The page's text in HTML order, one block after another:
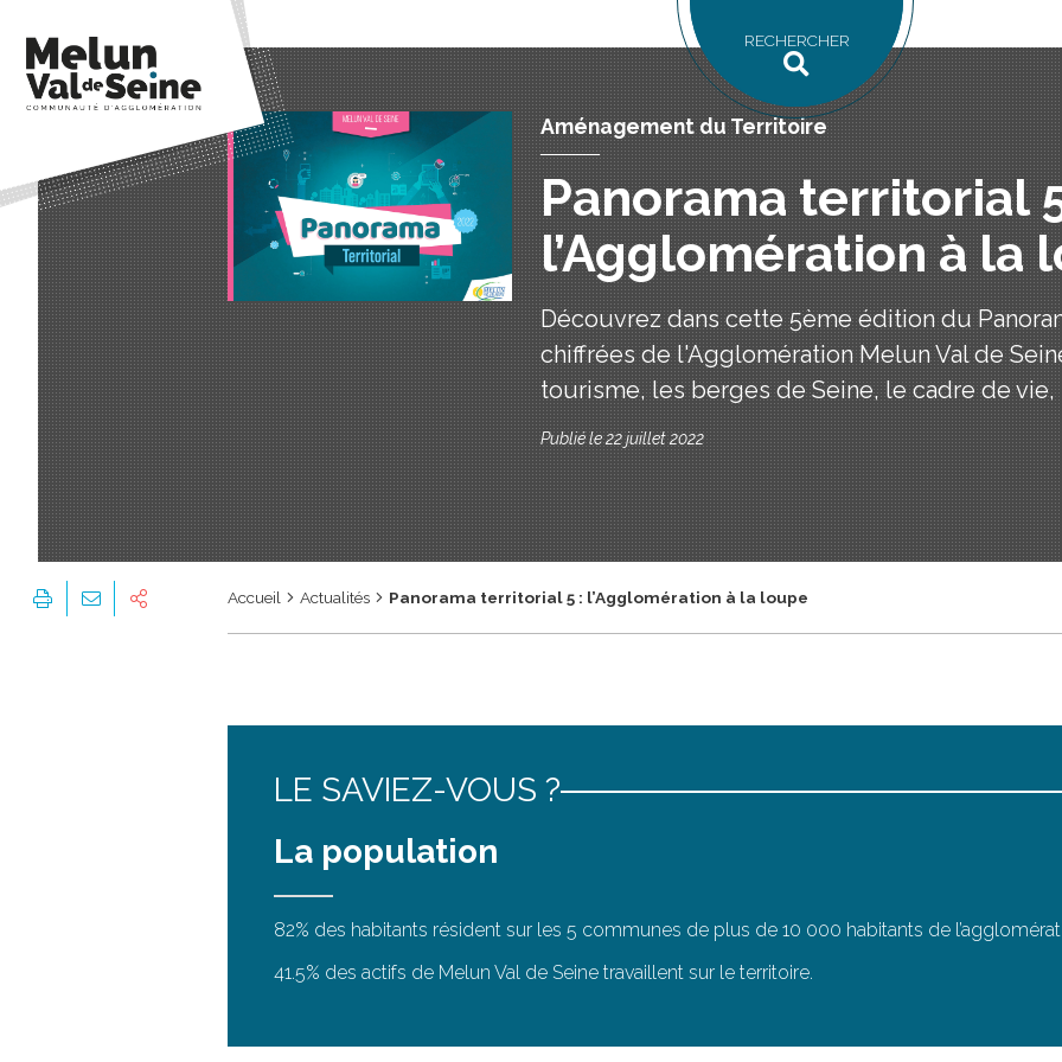
RECHERCHER
Aménagement du Territoire
Panorama territorial
l’Agglomération à la
Découvrez dans cette 5ème édition du
chiffrées de l'Agglomération Melun Val de
tourisme, les berges de Seine, le cadre de vie,
Publié le 22 juillet 2022
Accueil Actualités Panorama territorial 5 : l’Agglomération à la loupe
LE SAVIEZ-VOUS ?
La population
82% des habitants résident sur les 5 communes de plus de 10 000 habitants de
41.5% des actifs de Melun Val de Seine travaillent sur le territoire.